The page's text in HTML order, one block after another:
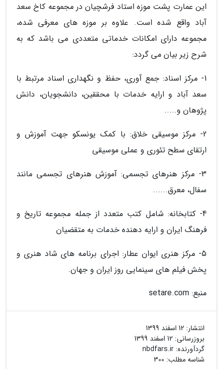
این عمارت پشت موزه استاد فرشچیان در مجموعه کاخ سعد
آباد واقع شده است. علاوه بر موزه های معرفی شده،
مجموعه دارای امکانات خدماتی متعددی می باشد که به
شرح زیر بیان می گردد:
1- مرکز اسناد: جمع آوری، حفظ و نگهداری اسناد مرتبط با
سعد آباد و ارایه خدمات با محققین، دانشجویان، دانش
پژوهان و.....
2- مرکز موسیقی خلاق: با کمک یونسکو جهت آموزش و
ارتقای سطح تئوری و عملی موسیقی
3- مرکز هنرهای تجسمی: آموزش هنرهای تجسمی مانند
سفال، معرق......
4- کتابخانه: شامل کتب متعدد از جمله مجموعه تاریخ و
فرهنگ ایران و ارایه دهنده خدمات به متقضیان
5- مرکز هنری ایوان عطار: اجرای برنامه های شاد هنری و
پخش فیلم های سینمایی روز ایران و جهان.
منبع: setare.com
انتشار: 12 اسفند 1399
بروزرسانی: 12 اسفند 1399
گردآورنده: nbdfars.ir
شناسه مطلب: 300